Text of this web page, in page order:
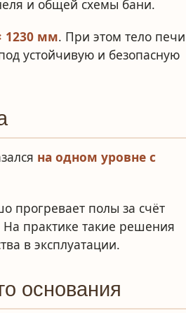
и общей схемы бани.
1230 мм. При этом тело печи
устойчивую и безопасную
на одном уровне с
прогревает полы за счёт
На практике такие решения
в эксплуатации.
основания